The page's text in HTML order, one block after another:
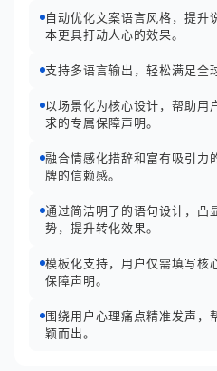
自动优化文案语言风格，提升
本更具打动人心的效果。
支持多语言输出，轻松满足全
以场景化为核心设计，帮助用
求的专属保障声明。
融合情感化措辞和富有吸引力
牌的信赖感。
通过简洁明了的语句设计，凸
势，提升转化效果。
模板化支持，用户仅需填写核
保障声明。
围绕用户心理痛点精准发声，
颖而出。